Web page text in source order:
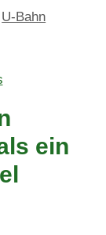
U-Bahn
ein